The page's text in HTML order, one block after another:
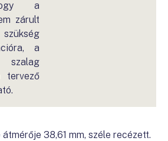
a
zárult
a
szalag
tervező
38,61 mm, széle recézett.